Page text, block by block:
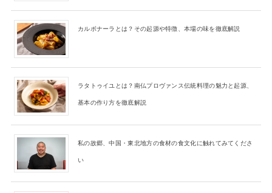
カルボナーラとは？その起源や特徴、本場の味を徹底解説
ラタトゥイユとは？南仏プロヴァンス伝統料理の魅力と起源、
基本の作り方を徹底解説
私の故郷、中国・東北地方の食材の食文化に触れてみてくださ
い